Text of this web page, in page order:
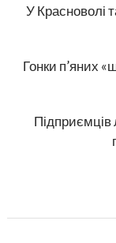
У Красноволі
Гонки п’яних
Підприємців